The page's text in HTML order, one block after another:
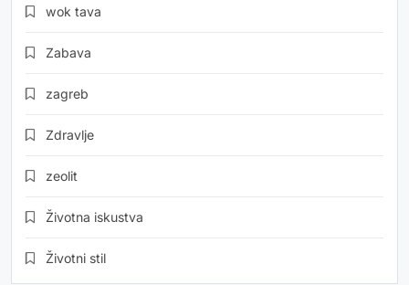
wok tava
Zabava
zagreb
Zdravlje
zeolit
Životna iskustva
Životni stil